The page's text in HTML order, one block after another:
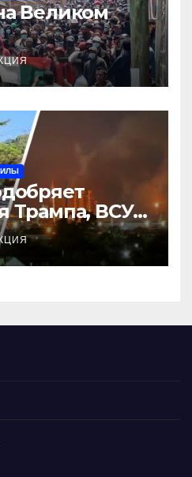
Великом
Трампа, ВСУ